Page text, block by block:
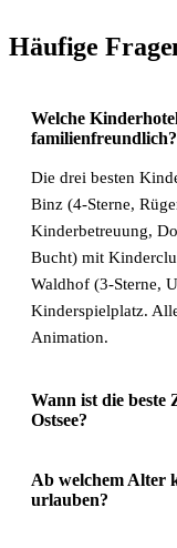
Häufige
Welche
familienfreundlich?
Die drei besten
Binz (4-Sterne,
Kinderbetreuung,
Bucht) mit
Waldhof (3-Sterne,
Kinderspielplatz.
Animation.
Wann ist die
Ostsee?
Ab welchem Alter
urlauben?